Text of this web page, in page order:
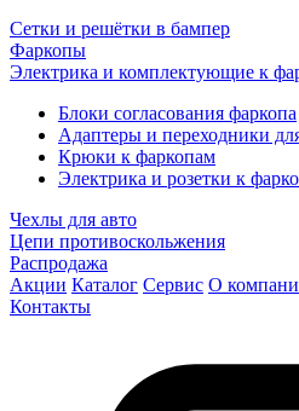
Сетки и решётки в бампер
Фаркопы
Электрика и комплектующие к
Блоки согласования фаркопа
Адаптеры и переходники
Крюки к фаркопам
Электрика и розетки к
Чехлы для авто
Цепи противоскольжения
Распродажа
Акции Каталог Сервис О
Контакты